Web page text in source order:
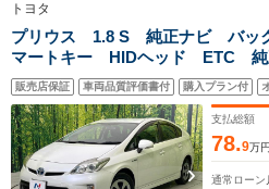
トヨタ
プリウス 1.8 S 純正ナビ バッ
マートキー HIDヘッド ETC 純
トライト オートエアコン
生 フルセグ フォグライト ドア
販売店保証 車両品質評価書付 購入プラン付
支払総額
78.9万円
通常ローン